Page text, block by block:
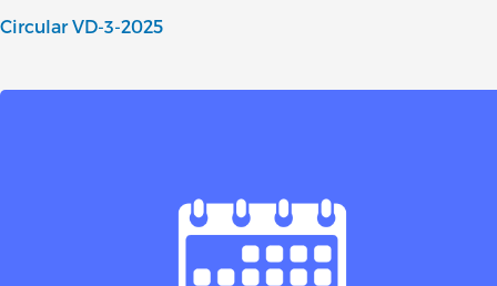
Circular VD-3-2025